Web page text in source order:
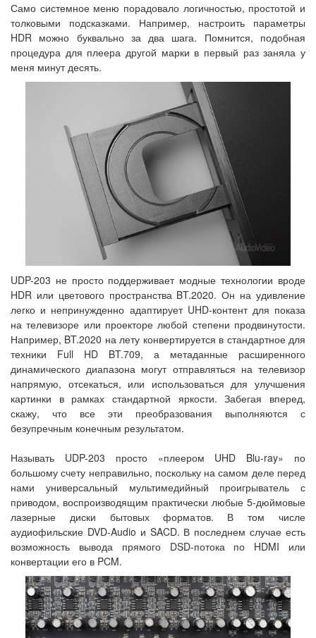
Само системное меню порадовало логичностью, простотой и
толковыми подсказками. Например, настроить параметры
HDR можно буквально за два шага. Помнится, подобная
процедура для плеера другой марки в первый раз заняла у
меня минут десять.
UDP-203 не просто поддерживает модные технологии вроде
HDR или цветового пространства BT.2020. Он на удивление
легко и непринужденно адаптирует UHD-контент для показа
на телевизоре или проекторе любой степени продвинутости.
Например, BT.2020 на лету конвертируется в стандартное для
техники Full HD BT.709, а метаданные расширенного
динамического диапазона могут отправляться на телевизор
напрямую, отсекаться, или использоваться для улучшения
картинки в рамках стандартной яркости. Забегая вперед,
скажу, что все эти преобразования выполняются с
безупречным конечным результатом.
Называть UDP-203 просто «плеером UHD Blu-ray» по
большому счету неправильно, поскольку на самом деле перед
нами универсальный мультимедийный проигрыватель с
приводом, воспроизводящим практически любые 5-дюймовые
лазерные диски бытовых форматов. В том числе
аудиофильские DVD-Audio и SACD. В последнем случае есть
возможность вывода прямого DSD-потока по HDMI или
конвертации его в PCM.